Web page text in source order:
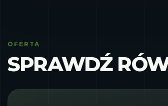
OFERTA
SPRAWDŹ